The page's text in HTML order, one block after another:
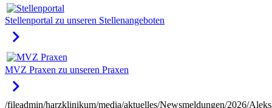
Stellenportal zu unseren Stellenangeboten
keyboard_arrow_right
MVZ Praxen zu unseren Praxen
keyboard_arrow_right
/fileadmin/harzklinikum/media/aktuelles/Newsmeldungen/2026/